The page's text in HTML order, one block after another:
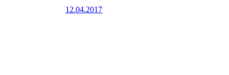
12.04.2017